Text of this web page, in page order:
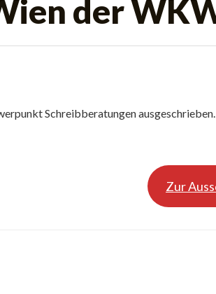
der
Schreibberatungen ausgeschrieben.
Zur